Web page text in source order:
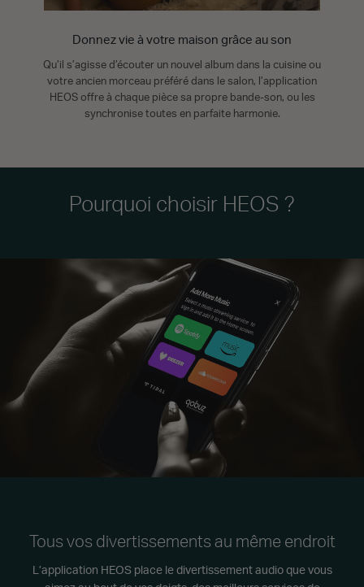
Donnez vie à votre maison grâce au son
Qu’il s’agisse d’écouter un nouvel album dans la cuisine ou
votre ancien morceau préféré dans le salon, l’application
HEOS offre à chaque pièce sa propre bande-son, ou les
synchronise toutes en parfaite harmonie.
Pourquoi choisir HEOS ?
Tous vos divertissements au même endroit
L’application HEOS place le divertissement audio que vous